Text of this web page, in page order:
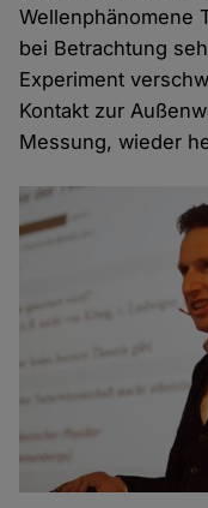
Wellenphänomene
bei Betrachtung
Experiment
Kontakt zur
Messung, wieder